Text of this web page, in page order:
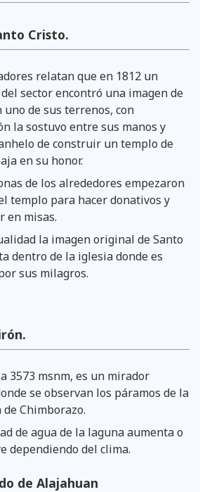
Cristo.
relatan que en 1812 un
sector encontró una imagen de
uno de sus terrenos, con
la sostuvo entre sus manos y
de construir un templo de
en su honor.
de los alrededores empezaron
templo para hacer donativos y
en misas.
la imagen original de Santo
dentro de la iglesia donde es
sus milagros.
3573 msnm, es un mirador
se observan los páramos de la
Chimborazo.
de agua de la laguna aumenta o
dependiendo del clima.
de Alajahuan